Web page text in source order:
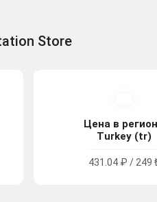
Store
Цена в
Turkey (tr)
431.04 ₽ / 249